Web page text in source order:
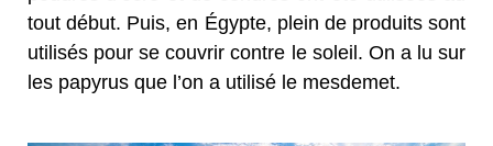
tout début. Puis, en Égypte, plein de produits sont
utilisés pour se couvrir contre le soleil. On a lu sur
les papyrus que l’on a utilisé le mesdemet.